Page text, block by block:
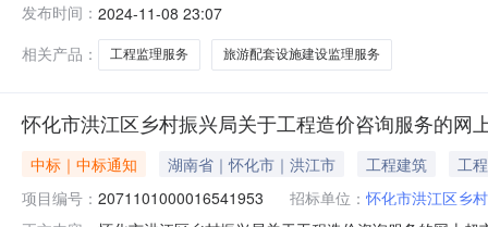
政区划名称:湖南省怀化市洪江管理区报价起止时间:-二
发布时间： 2024-11-08 23:07
相关产品：
工程监理服务 旅游配套设施建设监理服务
怀化市洪江区乡村振兴局关于工程造价咨询服务的网
中标｜中标通知 湖南省｜怀化市｜洪江市 工程建筑
工程
项目编号： 2071101000016541953 招标单位： 怀化市洪江区乡